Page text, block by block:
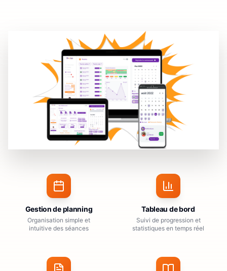
Gestion de planning
Organisation simple et
intuitive des séances
Tableau de bord
Suivi de progression et
statistiques en temps réel